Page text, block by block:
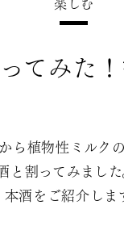
楽しむ
てみた
ら植物性ミルク
と割ってみまし
本酒をご紹介しま